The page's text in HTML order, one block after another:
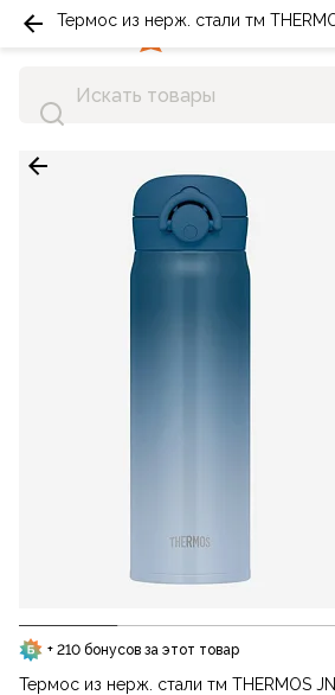
+ 210 бонусов за этот товар
Термос из нерж. стали тм THERMOS
Термос из нерж. стали тм